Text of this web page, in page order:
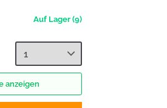
(9)
anzeigen